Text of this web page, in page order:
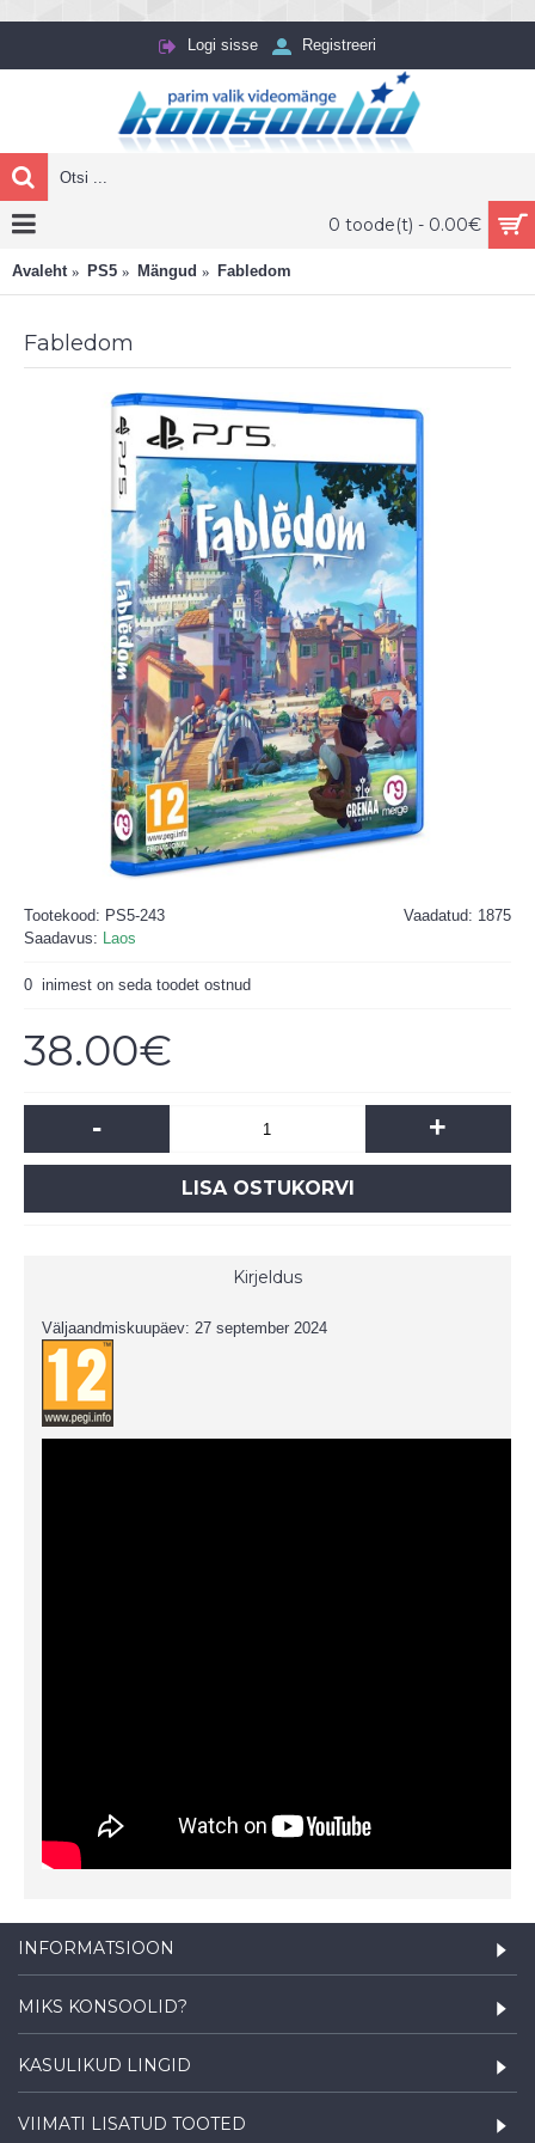
Logi sisse Registreeri
0 toode(t) - 0.00€
Avaleht PS5 Mängud Fabledom
Fabledom
Vaadatud: 1875
Tootekood: PS5-243
Saadavus: Laos
0 inimest on seda toodet ostnud
38.00€
- +
LISA OSTUKORVI
Kirjeldus
Väljaandmiskuupäev: 27 september 2024
INFORMATSIOON
MIKS KONSOOLID?
KASULIKUD LINGID
VIIMATI LISATUD TOOTED